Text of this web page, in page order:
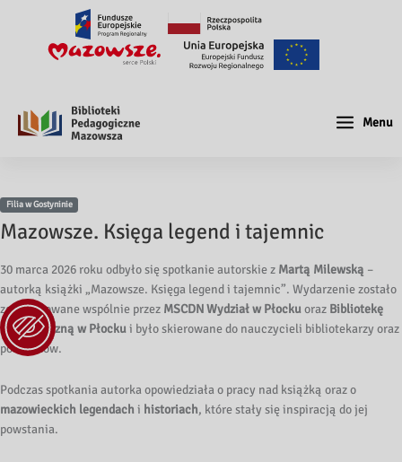
Menu
Filia w Gostyninie
Mazowsze. Księga legend i tajemnic
30 marca 2026 roku odbyło się spotkanie autorskie z Martą Milewską –
autorką książki „Mazowsze. Księga legend i tajemnic”. Wydarzenie zostało
zorganizowane wspólnie przez MSCDN Wydział w Płockuoraz Bibliotekę
Pedagogiczną w Płockui było skierowane do nauczycieli bibliotekarzy oraz
polonistów.
Podczas spotkania autorka opowiedziała o pracy nad książką oraz o
mazowieckich legendachi historiach, które stały się inspiracją do jej
powstania.